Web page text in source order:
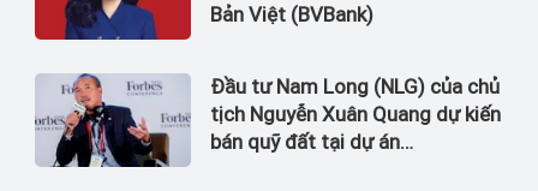
Bản Việt (BVBank)
Đầu tư Nam Long (NLG) của chủ
tịch Nguyễn Xuân Quang dự kiến
bán quỹ đất tại dự án